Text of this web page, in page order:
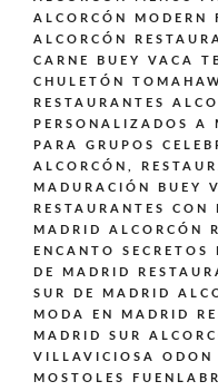
ALCORCÓN
MODERN
ALCORCÓN
CARNE BUEY VACA
CHULETÓN
RESTAURANTES
PERSONALIZADOS A
PARA GRUPOS
ALCORCÓN,
MADURACIÓN BUEY
RESTAURANTES
MADRID ALCORCÓN
ENCANTO
DE MADRID
SUR DE MADRID
MODA EN MADRID
MADRID SUR
VILLAVICIOSA ODON
MOSTOLES